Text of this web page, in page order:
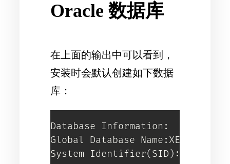
Oracle 数据库
在上面的输出中可以看到，
安装时会默认创建如下数据
库：
Database Information:
Global Database Name:XE
System Identifier( SID ) :XE